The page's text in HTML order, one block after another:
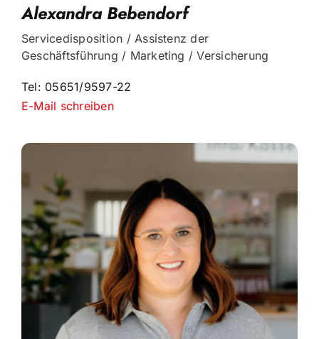
Alexandra Bebendorf
Servicedisposition / Assistenz der
Geschäftsführung / Marketing / Versicherung
Tel: 05651/9597-22
E-Mail schreiben